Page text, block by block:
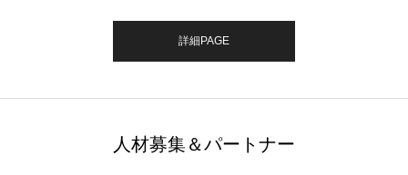
詳細PAGE
人材募集＆パートナー